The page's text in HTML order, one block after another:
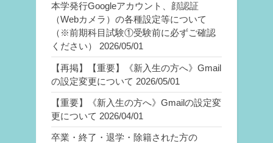
本学発行Googleアカウント、顔認証
（Webカメラ）の各種設定等について
（※前期科目試験①受験前に必ずご確認
ください）
2026/05/01
【再掲】【重要】《新入生の方へ》Gmail
の設定変更について 2026/05/01
【重要】《新入生の方へ》Gmailの設定変
更について 2026/04/01
卒業・終了・退学・除籍された方の